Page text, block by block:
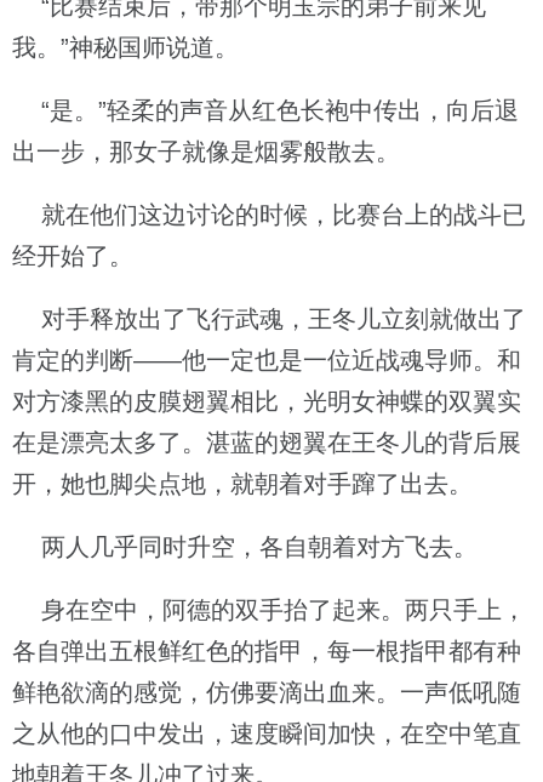
“比赛结束后，带那个明玉宗的弟子前来见
我。”神秘国师说道。
“是。”轻柔的声音从红色长袍中传出，向后退
出一步，那女子就像是烟雾般散去。
就在他们这边讨论的时候，比赛台上的战斗已
经开始了。
对手释放出了飞行武魂，王冬儿立刻就做出了
肯定的判断——他一定也是一位近战魂导师。和
对方漆黑的皮膜翅翼相比，光明女神蝶的双翼实
在是漂亮太多了。湛蓝的翅翼在王冬儿的背后展
开，她也脚尖点地，就朝着对手蹿了出去。
两人几乎同时升空，各自朝着对方飞去。
身在空中，阿德的双手抬了起来。两只手上，
各自弹出五根鲜红色的指甲，每一根指甲都有种
鲜艳欲滴的感觉，仿佛要滴出血来。一声低吼随
之从他的口中发出，速度瞬间加快，在空中笔直
地朝着王冬儿冲了过来。